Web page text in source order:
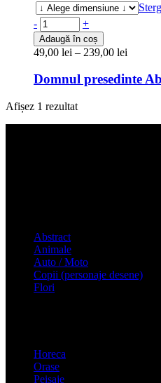
-
+
Adaugă în coș
49,00 lei – 239,00 lei
Domnul presedinte
Afișez 1 rezultat
Abstract
Animale
Auto / Moto
Copii (personaje desene)
Flori
Horeca
Orase
Peisaje